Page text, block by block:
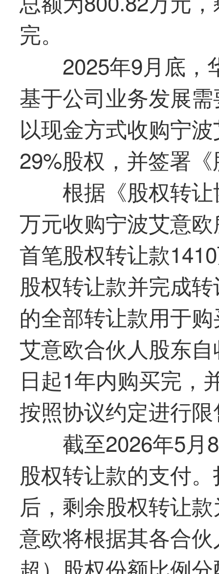
完。
2025年9月底，
基于公司业务发展
以现金方式收购宁
29%股权，并签署
根据《股权转
万元收购宁波艾意
首笔股权转让款
股权转让款并完成
的全部转让款用于
艾意欧合伙人股东
日起1年内购买完，
按照协议约定进行
截至2026年5月
股权转让款的支付
后，剩余股权转让
意欧将根据其各合
超）股权份额比例